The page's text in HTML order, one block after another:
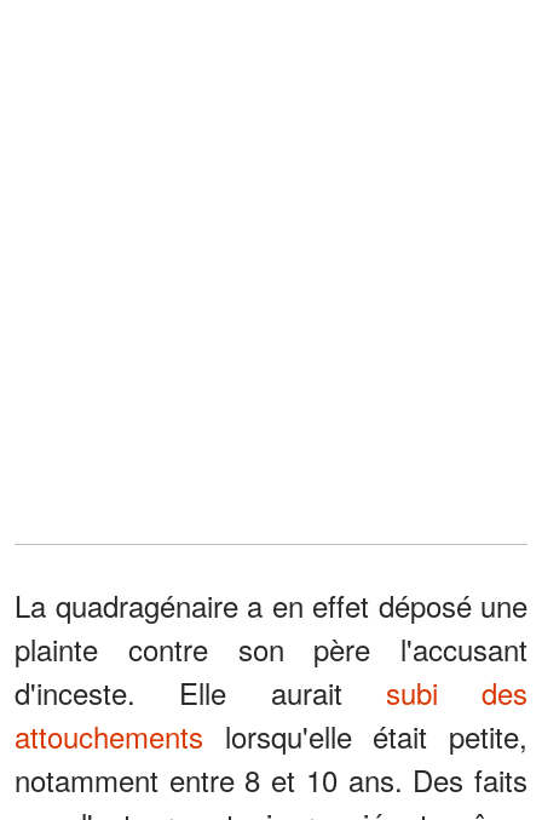
La quadragénaire a en effet déposé une
plainte contre son père l'accusant
d'inceste. Elle aurait subi des
attouchements lorsqu'elle était petite,
notamment entre 8 et 10 ans. Des faits